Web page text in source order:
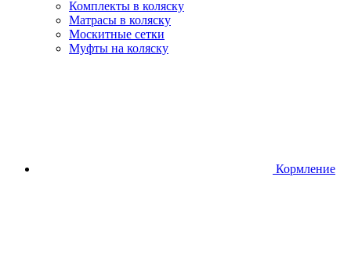
Комплекты в коляску
Матрасы в коляску
Москитные сетки
Муфты на коляску
Кормление